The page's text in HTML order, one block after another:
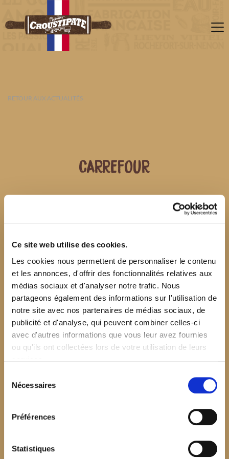
Ce site web utilise des cookies.
Les cookies nous permettent de personnaliser le contenu
et les annonces, d'offrir des fonctionnalités relatives aux
médias sociaux et d'analyser notre trafic. Nous
partageons également des informations sur l'utilisation de
notre site avec nos partenaires de médias sociaux, de
publicité et d'analyse, qui peuvent combiner celles-ci
avec d'autres informations que vous leur avez fournies
ou qu'ils ont collectées lors de votre utilisation de leurs
Nécessaires
Préférences
Statistiques
RETOUR AUX ACTUALITÉS
CARREFOUR